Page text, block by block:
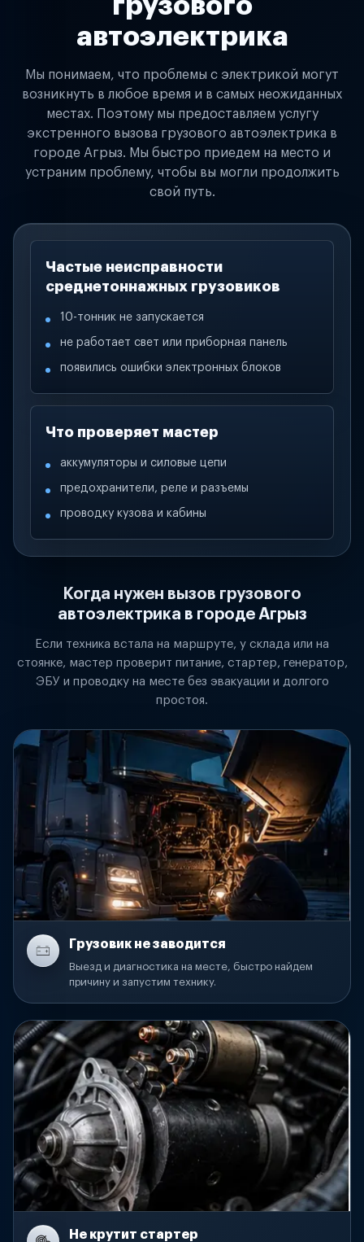
грузового
автоэлектрика
Мы понимаем, что проблемы с электрикой могут
возникнуть в любое время и в самых неожиданных
местах. Поэтому мы предоставляем услугу
экстренного вызова грузового автоэлектрика в
городе Агрыз. Мы быстро приедем на место и
устраним проблему, чтобы вы могли продолжить
свой путь.
Частые неисправности
среднетоннажных грузовиков
10-тонник не запускается
не работает свет или приборная панель
появились ошибки электронных блоков
Что проверяет мастер
аккумуляторы и силовые цепи
предохранители, реле и разъемы
проводку кузова и кабины
Когда нужен вызов грузового
автоэлектрика в городе Агрыз
Если техника встала на маршруте, у склада или на
стоянке, мастер проверит питание, стартер, генератор,
ЭБУ и проводку на месте без эвакуации и долгого
простоя.
Грузовик не заводится
Выезд и диагностика на месте, быстро найдем
причину и запустим технику.
Не крутит стартер